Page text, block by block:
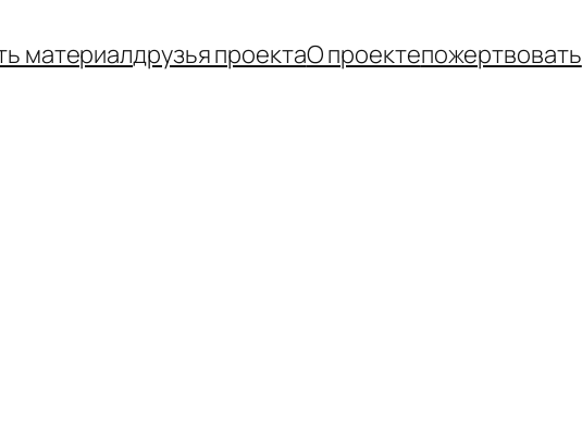
материалдрузья проектаО проектепожертвовать